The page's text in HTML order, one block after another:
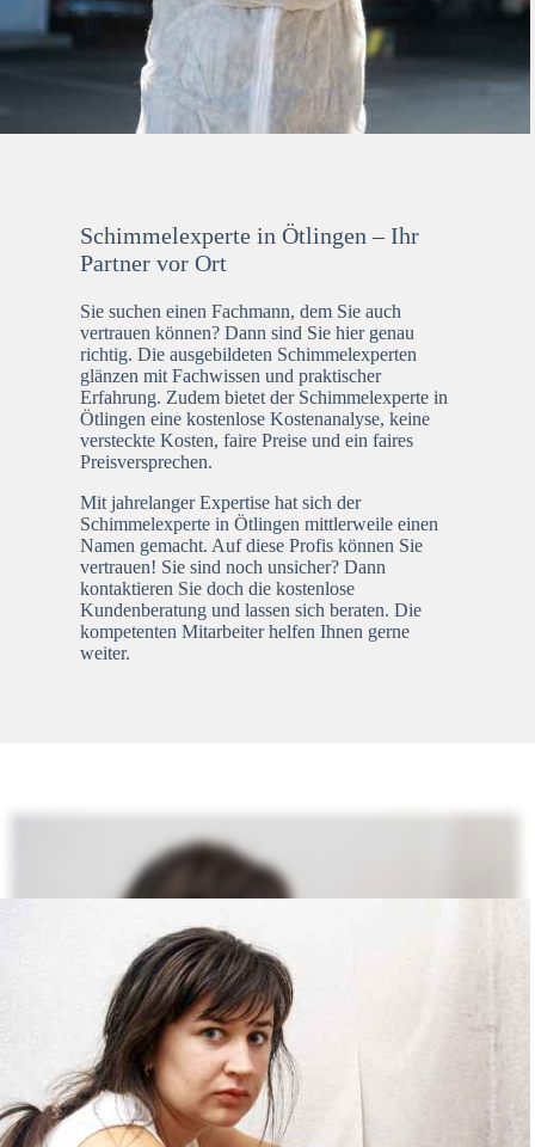
Schimmelexperte in Ötlingen – Ihr
Partner vor Ort
Sie suchen einen Fachmann, dem Sie auch
vertrauen können? Dann sind Sie hier genau
richtig. Die ausgebildeten Schimmelexperten
glänzen mit Fachwissen und praktischer
Erfahrung. Zudem bietet der Schimmelexperte in
Ötlingen eine kostenlose Kostenanalyse, keine
versteckte Kosten, faire Preise und ein faires
Preisversprechen.
Mit jahrelanger Expertise hat sich der
Schimmelexperte in Ötlingen mittlerweile einen
Namen gemacht. Auf diese Profis können Sie
vertrauen! Sie sind noch unsicher? Dann
kontaktieren Sie doch die kostenlose
Kundenberatung und lassen sich beraten. Die
kompetenten Mitarbeiter helfen Ihnen gerne
weiter.